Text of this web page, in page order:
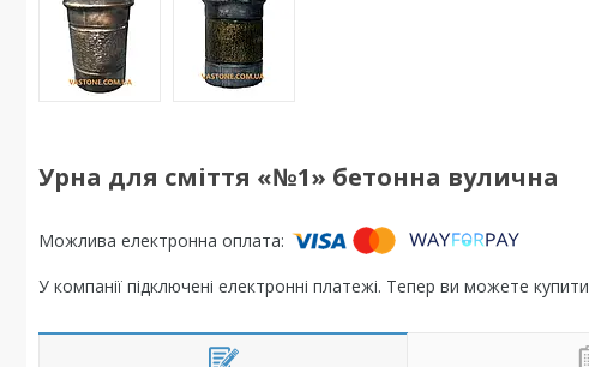
Урна для сміття «№1» бетонна вулична
У компанії підключені електронні платежі. Тепер ви можете